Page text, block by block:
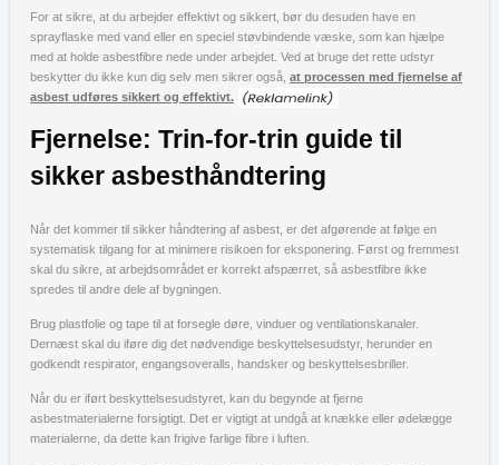
For at sikre, at du arbejder effektivt og sikkert, bør du desuden have en
sprayflaske med vand eller en speciel støvbindende væske, som kan hjælpe
med at holde asbestfibre nede under arbejdet. Ved at bruge det rette udstyr
beskytter du ikke kun dig selv men sikrer også, at processen med fjernelse af
asbest udføres sikkert og effektivt.
Fjernelse: Trin-for-trin guide til
sikker asbesthåndtering
Når det kommer til sikker håndtering af asbest, er det afgørende at følge en
systematisk tilgang for at minimere risikoen for eksponering. Først og fremmest
skal du sikre, at arbejdsområdet er korrekt afspærret, så asbestfibre ikke
spredes til andre dele af bygningen.
Brug plastfolie og tape til at forsegle døre, vinduer og ventilationskanaler.
Dernæst skal du iføre dig det nødvendige beskyttelsesudstyr, herunder en
godkendt respirator, engangsoveralls, handsker og beskyttelsesbriller.
Når du er iført beskyttelsesudstyret, kan du begynde at fjerne
asbestmaterialerne forsigtigt. Det er vigtigt at undgå at knække eller ødelægge
materialerne, da dette kan frigive farlige fibre i luften.